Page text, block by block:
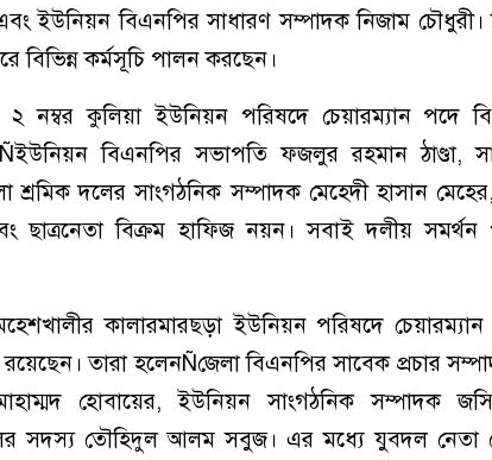
ইউনিয়ন বিএনপির সাধারণ সম্পাদক নিজাম
বিভিন্ন কর্মসূচি পালন করছেন।
২ নম্বর কুলিয়া ইউনিয়ন পরিষদে চেয়ারম্যান পদে
বিএনপির সভাপতি ফজলুর রহমান ঠাণ্ডা,
দলের সাংগঠনিক সম্পাদক মেহেদী হাসান
ছাত্রনেতা বিক্রম হাফিজ নয়ন। সবাই দলীয় সমর্থন
কালারমারছড়া ইউনিয়ন পরিষদে
তারা হলেনÑজেলা বিএনপির সাবেক প্রচার
হোবায়ের, ইউনিয়ন সাংগঠনিক সম্পাদক
সদস্য তৌহিদুল আলম সবুজ। এর মধ্যে যুবদল নেতা